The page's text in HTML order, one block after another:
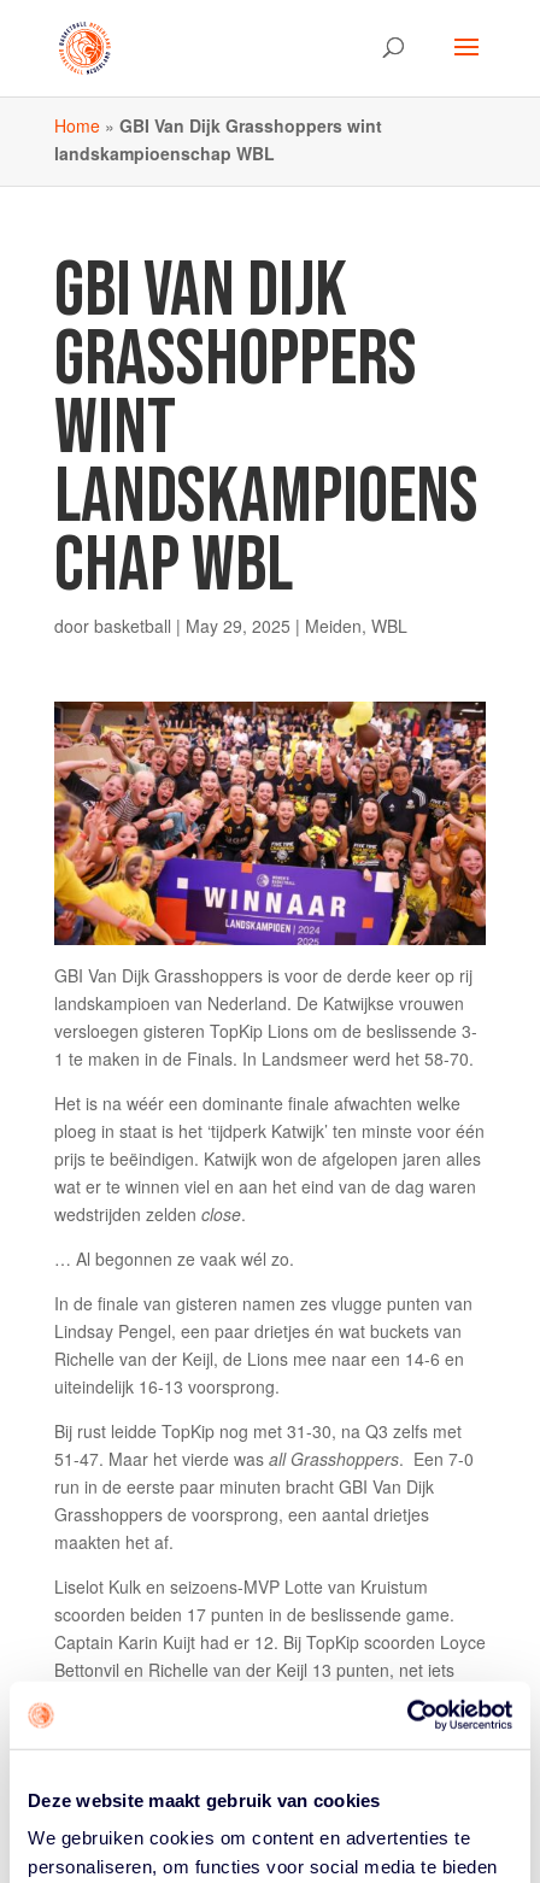
Deze website maakt gebruik van cookies
We gebruiken cookies om content en advertenties te
personaliseren, om functies voor social media te bieden
Home» GBI Van Dijk Grasshoppers wint
landskampioenschap WBL
GBI VAN DIJK
GRASSHOPPERS
WINT
LANDSKAMPIOENS
CHAP WBL
door basketball | May 29, 2025 | Meiden, WBL
GBI Van Dijk Grasshoppers is voor de derde keer op rij
landskampioen van Nederland. De Katwijkse vrouwen
versloegen gisteren TopKip Lions om de beslissende 3-
1 te maken in de Finals. In Landsmeer werd het 58-70.
Het is na wéér een dominante finale afwachten welke
ploeg in staat is het ‘tijdperk Katwijk’ ten minste voor één
prijs te beëindigen. Katwijk won de afgelopen jaren alles
wat er te winnen viel en aan het eind van de dag waren
wedstrijden zelden close.
… Al begonnen ze vaak wél zo.
In de finale van gisteren namen zes vlugge punten van
Lindsay Pengel, een paar drietjes én wat buckets van
Richelle van der Keijl, de Lions mee naar een 14-6 en
uiteindelijk 16-13 voorsprong.
Bij rust leidde TopKip nog met 31-30, na Q3 zelfs met
51-47. Maar het vierde was all Grasshoppers. Een 7-0
run in de eerste paar minuten bracht GBI Van Dijk
Grasshoppers de voorsprong, een aantal drietjes
maakten het af.
Liselot Kulk en seizoens-MVP Lotte van Kruistum
scoorden beiden 17 punten in de beslissende game.
Captain Karin Kuijt had er 12. Bij TopKip scoorden Loyce
Bettonvil en Richelle van der Keijl 13 punten, net iets
REACTIE AXEL GOUW
we nooit meer vergeten. Juist deze deden we met z’n
allen. We hebben zó veel tegenslag gehad… Deze
paste precies.